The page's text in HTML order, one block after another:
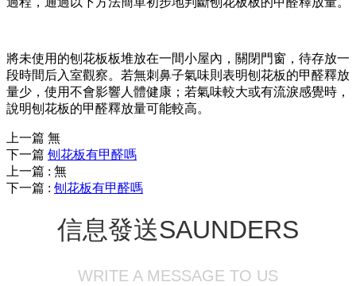
將未使用的刨花板板堆放在一間小屋內，關閉門窗，待存放一
段時間后入室觀察。若無刺鼻子氣味則表明刨花板的甲醛釋放
量少，使用不會影響人體健康；若氣味較大或有流淚感覺時，
說明刨花板的甲醛釋放量可能較高。
上一篇 無
下一篇 刨花板有甲醛嗎
上一篇 : 無
下一篇 : 刨花板有甲醛嗎
信息發送SAUNDERS
WRITE A MESSAGE TO US